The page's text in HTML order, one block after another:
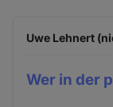
Uwe Lehnert
Wer in der